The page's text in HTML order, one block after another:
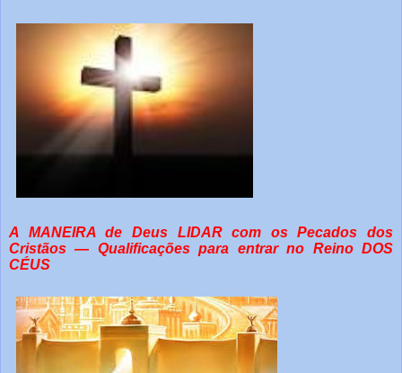
A MANEIRA de Deus LIDAR com os Pecados dos
Cristãos — Qualificações para entrar no Reino DOS
CÉUS